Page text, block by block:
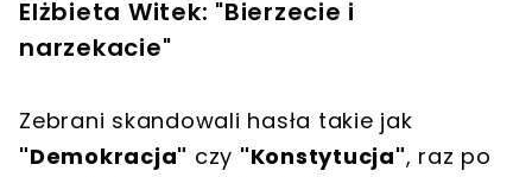
Elżbieta Witek: "Bierzecie i
narzekacie"
Zebrani skandowali hasła takie jak
"Demokracja" czy "Konstytucja", raz po